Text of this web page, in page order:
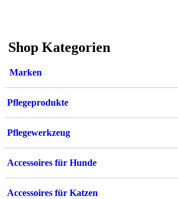
Shop Kategorien
Marken
Pflegeprodukte
Pflegewerkzeug
Accessoires für Hunde
Accessoires für Katzen